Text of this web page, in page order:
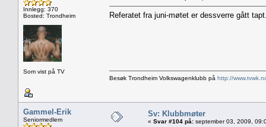
Innlegg: 370
Bosted: Trondheim
Som vist på TV
Referatet fra juni-møtet er dessverre gått
Besøk Trondheim Volkswagenklubb på http://
Gammel-Erik
Seniormedlem
Sv: Klubbmøter
« Svar #104 på: september 03, 2009,